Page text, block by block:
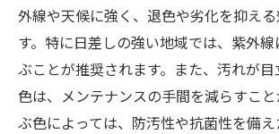
外線や天候に強く、退色や劣化を抑え
す。特に日差しの強い地域では、紫外
ぶことが推奨されます。また、汚れが
色は、メンテナンスの手間を減らすこ
ぶ色によっては、防汚性や抗菌性を備